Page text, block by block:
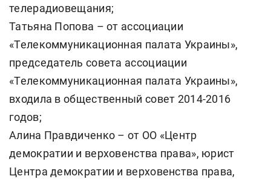
телерадиовещания;
Татьяна Попова – от ассоциации
«Телекоммуникационная палата Украины»,
председатель совета ассоциации
«Телекоммуникационная палата Украины»,
входила в общественный совет 2014-2016
годов;
Алина Правдиченко – от ОО «Центр
демократии и верховенства права», юрист
Центра демократии и верховенства права,